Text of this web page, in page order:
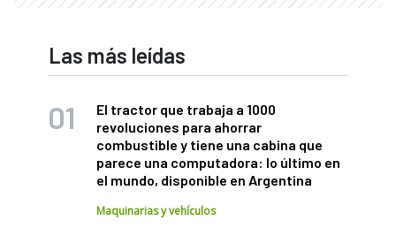
Las más leídas
El tractor que trabaja a 1000
revoluciones para ahorrar
combustible y tiene una cabina que
parece una computadora: lo último en
el mundo, disponible en Argentina
Maquinarias y vehículos